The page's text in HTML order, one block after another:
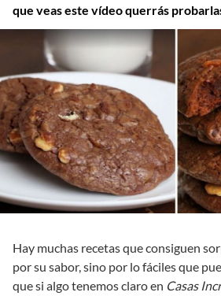
que veas este vídeo querrás
Hay muchas recetas que consiguen
por su sabor, sino por lo fáciles que
que si algo tenemos claro en Casas